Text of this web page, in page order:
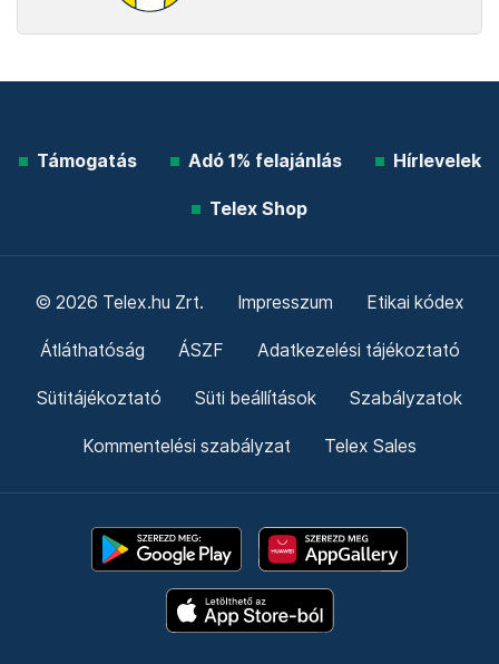
Támogatás Adó 1% felajánlás Hírlevelek
Telex Shop
© 2026 Telex.hu Zrt. Impresszum Etikai kódex
Átláthatóság ÁSZF Adatkezelési tájékoztató
Sütitájékoztató Süti beállítások Szabályzatok
Kommentelési szabályzat Telex Sales